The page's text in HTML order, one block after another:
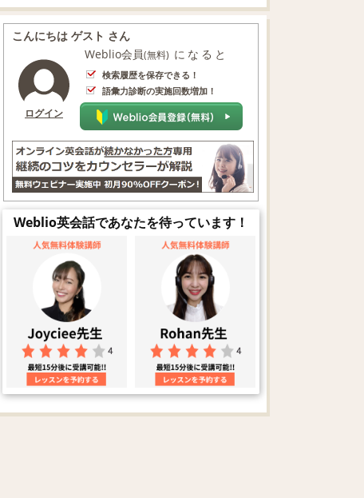
こんにちは ゲスト さん
ログイン
Weblio会員(無料) になると
検索履歴を保存できる！
語彙力診断の実施回数増加！
Weblio英会話であなたを待っています！